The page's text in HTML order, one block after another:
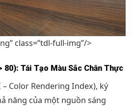
class=”tdl-full-img”/>
80): Tái Tạo Màu Sắc Chân Thực
– Color Rendering Index), ký
năng của một nguồn sáng